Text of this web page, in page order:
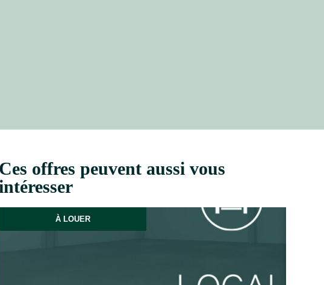
Ces offres peuvent aussi vous
À LOUER